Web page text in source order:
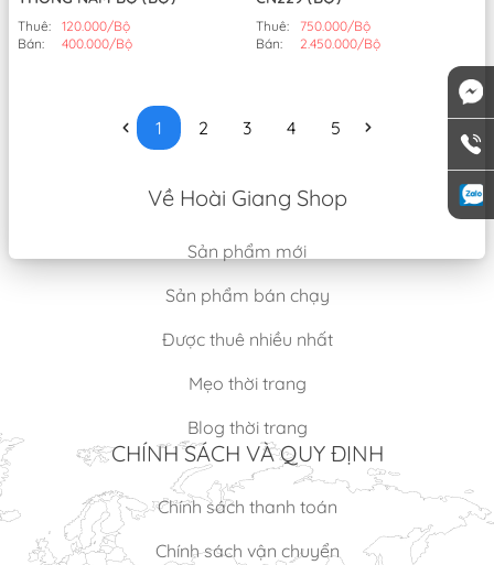
Thuê:
120.000/Bộ
Bán:
400.000/Bộ
Thuê:
750.000/Bộ
Bán:
2.450.000/Bộ
1 2 3 4 5
Về Hoài Giang Shop
Sản phẩm mới
Sản phẩm bán chạy
Được thuê nhiều nhất
Mẹo thời trang
Blog thời trang
CHÍNH SÁCH VÀ QUY ĐỊNH
Chính sách thanh toán
Chính sách vận chuyển